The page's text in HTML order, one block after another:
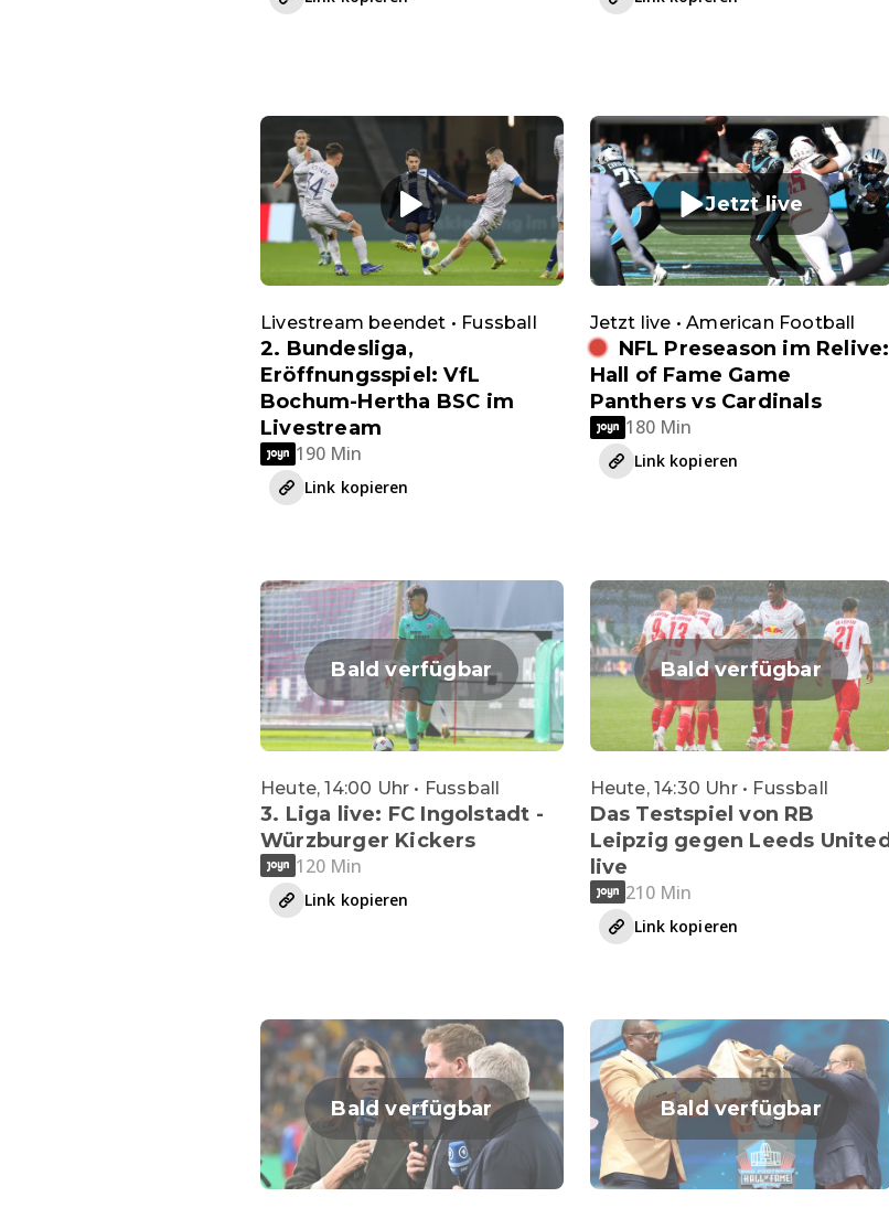
Livestream beendet • Fussball
2. Bundesliga,
Eröffnungsspiel: VfL
Bochum-Hertha BSC im
Livestream
190 Min
Link kopieren
Jetzt live
Jetzt live • American Football
NFL Preseason im Relive:
Hall of Fame Game
Panthers vs Cardinals
180 Min
Link kopieren
Bald verfügbar
Heute, 14:00 Uhr • Fussball
3. Liga live: FC Ingolstadt -
Würzburger Kickers
120 Min
Link kopieren
Bald verfügbar
Heute, 14:30 Uhr • Fussball
Das Testspiel von RB
Leipzig gegen Leeds United
live
210 Min
Link kopieren
Bald verfügbar Bald verfügbar